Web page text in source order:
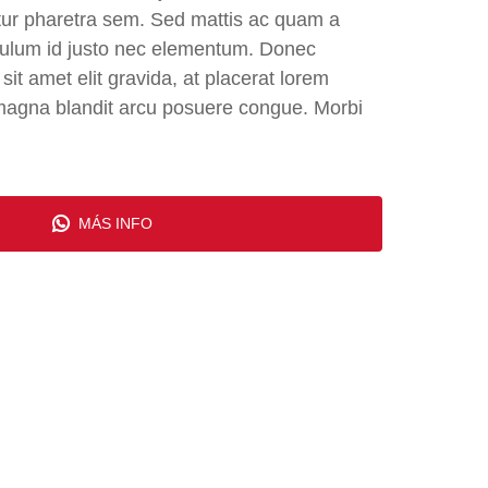
pharetra sem. Sed mattis ac quam a
id justo nec elementum. Donec
amet elit gravida, at placerat lorem
blandit arcu posuere congue. Morbi
MÁS INFO